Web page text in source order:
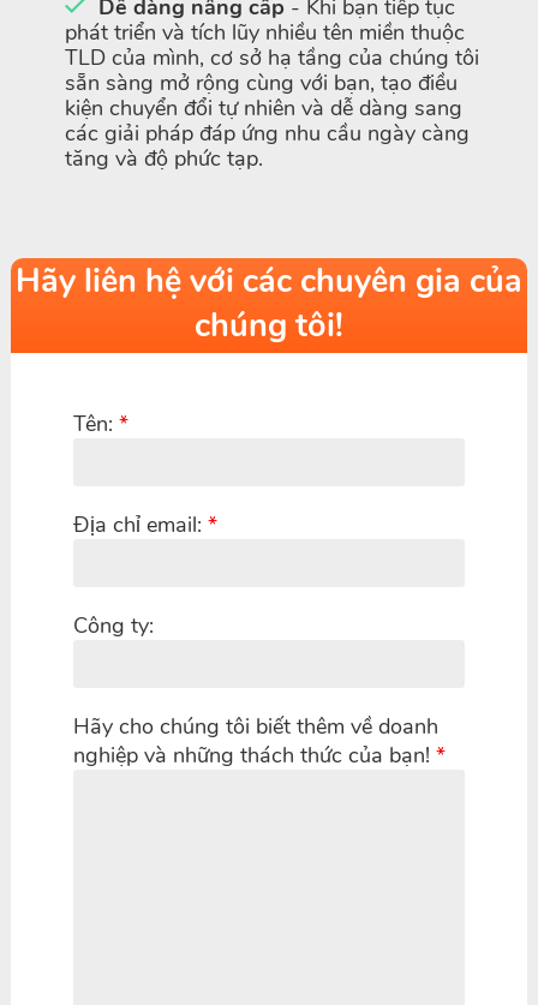
Dễ dàng nâng cấp - Khi bạn tiếp tục
phát triển và tích lũy nhiều tên miền thuộc
TLD của mình, cơ sở hạ tầng của chúng tôi
sẵn sàng mở rộng cùng với bạn, tạo điều
kiện chuyển đổi tự nhiên và dễ dàng sang
các giải pháp đáp ứng nhu cầu ngày càng
tăng và độ phức tạp.
Hãy liên hệ với các chuyên gia của
chúng tôi!
Tên: *
Địa chỉ email: *
Công ty:
Hãy cho chúng tôi biết thêm về doanh
nghiệp và những thách thức của bạn! *